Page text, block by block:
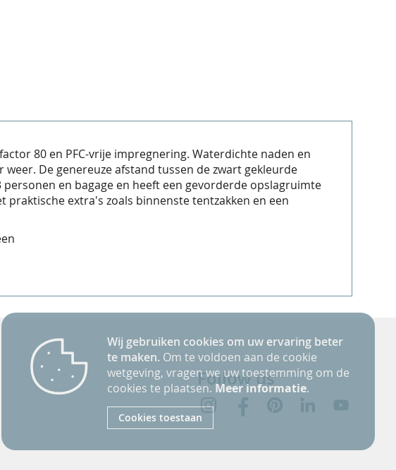
Wij gebruiken cookies om uw ervaring beter
te maken. Om te voldoen aan de cookie
wetgeving, vragen we uw toestemming om de
cookies te plaatsen.Meer informatie.
Cookies toestaan
80 en PFC-vrije impregnering. Waterdichte naden en
De genereuze afstand tussen de zwart gekleurde
en bagage en heeft een gevorderde opslagruimte
extra's zoals binnenste tentzakken en een
Follow us